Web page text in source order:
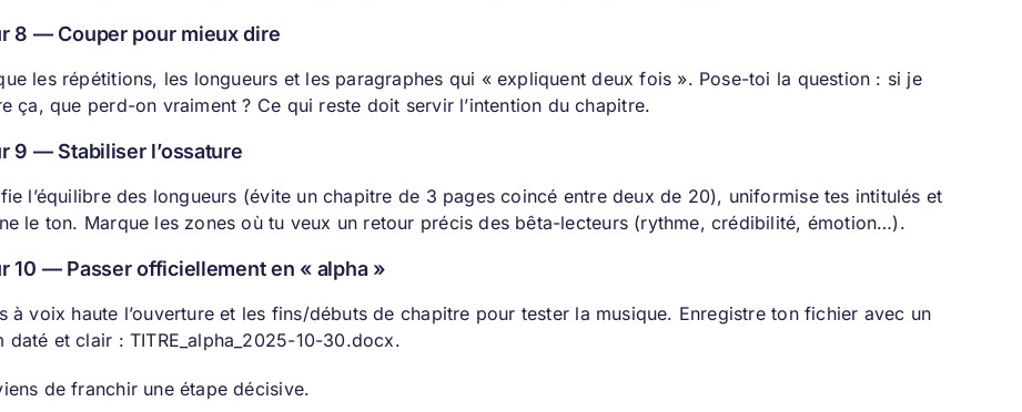
8 — Couper pour mieux dire
les répétitions, les longueurs et les paragraphes qui « expliquent deux fois ». Pose-toi la question : si je
ça, que perd-on vraiment ? Ce qui reste doit servir l’intention du chapitre.
9 — Stabiliser l’ossature
l’équilibre des longueurs (évite un chapitre de 3 pages coincé entre deux de 20), uniformise tes intitulés et
le ton. Marque les zones où tu veux un retour précis des bêta-lecteurs (rythme, crédibilité, émotion…).
10 — Passer officiellement en « alpha »
à voix haute l’ouverture et les fins/débuts de chapitre pour tester la musique. Enregistre ton fichier avec un
daté et clair : TITRE_alpha_2025-10-30.docx.
de franchir une étape décisive.